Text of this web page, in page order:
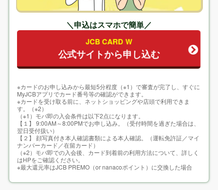
ポイント
OkiDokiポイント
1%※1,000円(税込)で2ポイント
＼申込はスマホで簡単／
JCB CARD W
公式サイトから申し込む
※カードのお申し込みから最短5分程度（※1）で審査が完了し、すぐに
MyJCBアプリでカード番号等の確認ができます。
※カードを受け取る前に、ネットショッピングや店頭で利用できま
す。（※2）
（※1）モバ即の入会条件は以下2点になります。
【１】 9:00AM～8:00PMでお申し込み。（受付時間を過ぎた場合は、
翌日受付扱い）
【２】 顔写真付き本人確認書類による本人確認。（運転免許証／マイ
ナンバーカード／在留カード）
（※2）モバ即での入会後、カード到着前の利用方法について、詳しく
はHPをご確認ください。
※最大還元率はJCB PREMO（or nanacoポイント）に交換した場合